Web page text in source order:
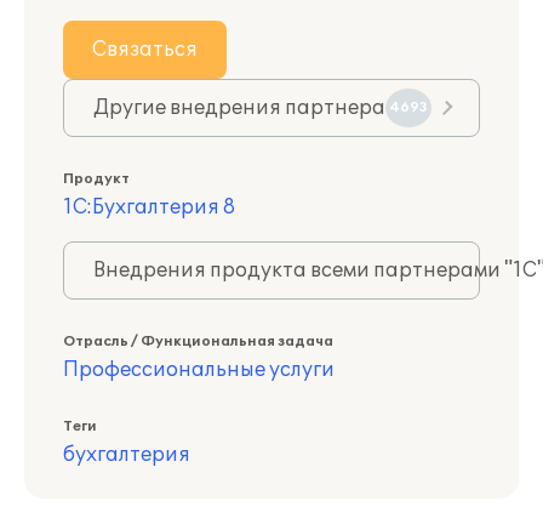
Связаться
Другие внедрения партнера 4693
Продукт
1С:Бухгалтерия 8
Внедрения продукта всеми партнерами
Отрасль / Функциональная задача
Профессиональные услуги
Теги
бухгалтерия